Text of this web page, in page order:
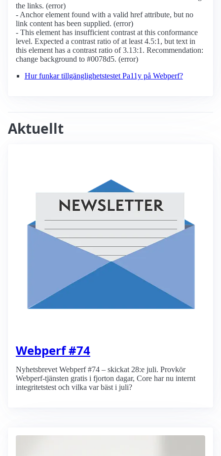
the links. (error)
- Anchor element found with a valid href attribute, but no
link content has been supplied. (error)
- This element has insufficient contrast at this conformance
level. Expected a contrast ratio of at least 4.5:1, but text in
this element has a contrast ratio of 3.13:1. Recommendation:
change background to #0078d5. (error)
Hur funkar tillgänglighetstestet Pa11y på Webperf?
Aktuellt
Webperf #74
Nyhetsbrevet Webperf #74 – skickat 28:e juli. Provkör
Webperf-tjänsten gratis i fjorton dagar, Core har nu internt
integritetstest och vilka var bäst i juli?